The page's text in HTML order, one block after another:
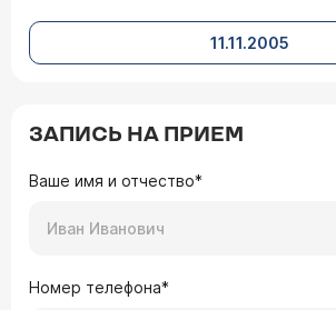
11.11.2005
ЗАПИСЬ НА ПРИЕМ
Ваше имя и отчество*
Номер телефона*